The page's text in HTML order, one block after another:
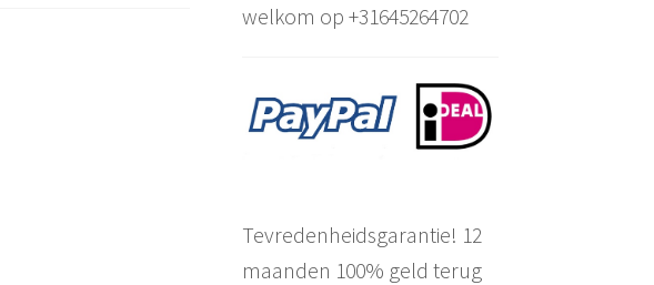
welkom op +31645264702
Tevredenheidsgarantie! 12
maanden 100% geld terug